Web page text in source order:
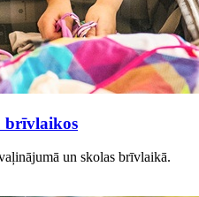
brīvlaikos
un skolas brīvlaikā.